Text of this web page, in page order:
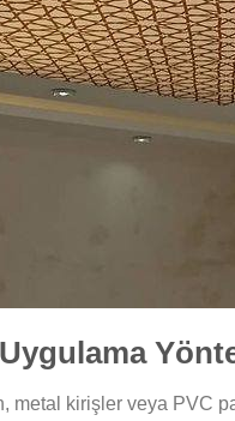
metal kirişler veya PVC